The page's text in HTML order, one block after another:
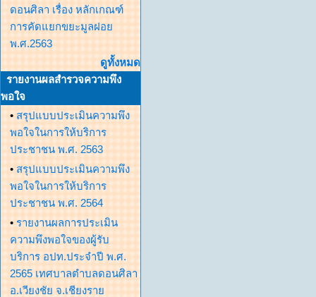
ดอนศิลา เรื่อง หลักเกณฑ์
การคัดแยกขยะมูลฝอย
พ.ศ.2563
ดูทั้งหมด
รายงานผลสำรวจความพึง
พอใจ
• สรุปแบบประเมินความพึง
พอใจในการให้บริการ
ประชาชน พ.ศ. 2563
• สรุปแบบประเมินความพึง
พอใจในการให้บริการ
ประชาชน พ.ศ. 2564
• รายงานผลการประเมิน
ความพึงพอใจของผู้รับ
บริการ อปท.ประจำปี พ.ศ.
2565 เทศบาลตำบลดอนศิลา
อ.เวียงชัย จ.เชียงราย